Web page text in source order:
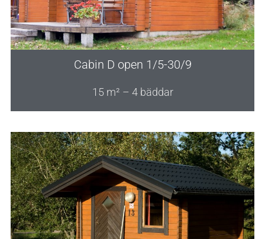
Cabin D open 1/5-30/9
15 m² – 4 bäddar